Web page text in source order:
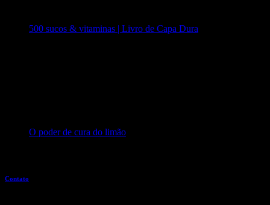
500 sucos & vitaminas | Livro de Capa Dura
O poder de cura do limão
Contato